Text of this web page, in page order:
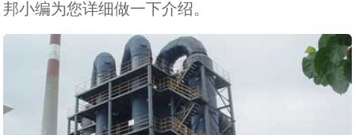
邦小编为您详细做一下介绍。